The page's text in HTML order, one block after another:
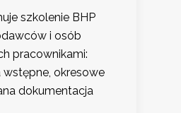
szkolenie BHP
i osób
pracownikami:
wstępne, okresowe
dokumentacja